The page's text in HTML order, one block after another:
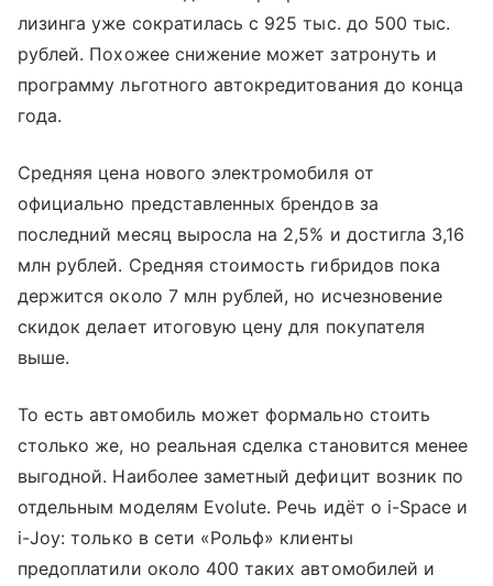
лизинга уже сократилась с 925 тыс. до 500 тыс.
рублей. Похожее снижение может затронуть и
программу льготного автокредитования до конца
года.
Средняя цена нового электромобиля от
официально представленных брендов за
последний месяц выросла на 2,5% и достигла 3,16
млн рублей. Средняя стоимость гибридов пока
держится около 7 млн рублей, но исчезновение
скидок делает итоговую цену для покупателя
выше.
То есть автомобиль может формально стоить
столько же, но реальная сделка становится менее
выгодной. Наиболее заметный дефицит возник по
отдельным моделям Evolute. Речь идёт о i-Space и
i-Joy: только в сети «Рольф» клиенты
предоплатили около 400 таких автомобилей и